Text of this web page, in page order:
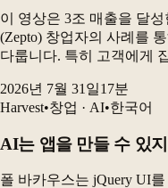
이 영상은 3조 매출을 달
(Zepto) 창업자의 사례를
다룹니다. 특히 고객에게
중요하다고 강조합니다.
2026년 7월 31일17분
Harvest•창업 · AI•한국어
AI는 앱을 만들 수 있
폴 바카우스는 jQuery UI